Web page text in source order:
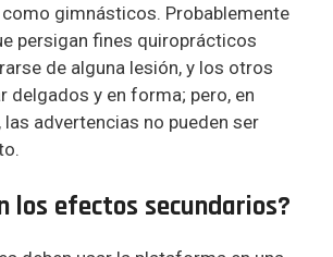
gimnásticos. Probablemente
persigan fines quiroprácticos
de alguna lesión, y los otros
delgados y en forma; pero, en
las advertencias no pueden ser
los efectos secundarios?